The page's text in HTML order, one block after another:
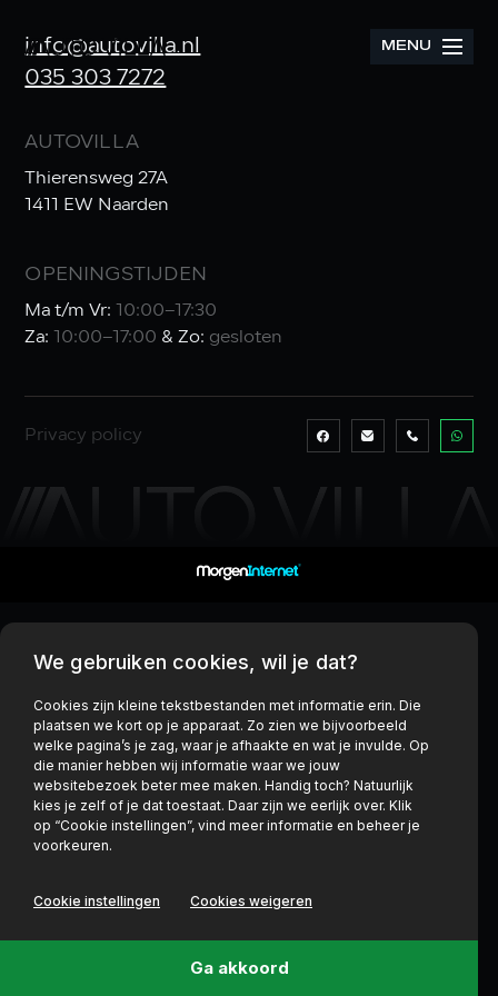
MENU
info@autovilla.nl
035 303 7272
AUTOVILLA
Thierensweg 27A
1411 EW Naarden
OPENINGSTIJDEN
Ma t/m Vr:
10:00–17:30
Za:
10:00–17:00 & Zo: gesloten
Privacy policy
We gebruiken cookies, wil je dat?
Cookies zijn kleine tekstbestanden met informatie erin. Die
plaatsen we kort op je apparaat. Zo zien we bijvoorbeeld
welke pagina’s je zag, waar je afhaakte en wat je invulde. Op
die manier hebben wij informatie waar we jouw
websitebezoek beter mee maken. Handig toch? Natuurlijk
kies je zelf of je dat toestaat. Daar zijn we eerlijk over. Klik
op “Cookie instellingen”, vind meer informatie en beheer je
voorkeuren.
Cookie instellingen Cookies weigeren
Ga akkoord